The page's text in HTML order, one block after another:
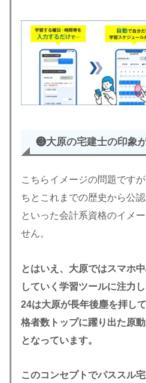
❸大原の宅建士の印象
こちらイメージの問題です
ちとこれまでの歴史から公
といった会計系資格のイメ
せん。
とはいえ、大原ではスマホ
していく学習ツールに注力
24は大原が長年後塵を拝し
格者数トップに躍り出た原
となっています。
このコンセプトでパススル